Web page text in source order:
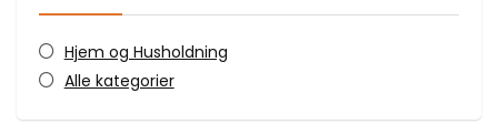
Hjem og Husholdning
Alle kategorier